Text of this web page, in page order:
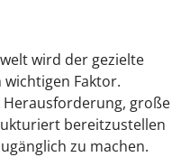
wird der gezielte
Faktor.
große
bereitzustellen
zu machen.